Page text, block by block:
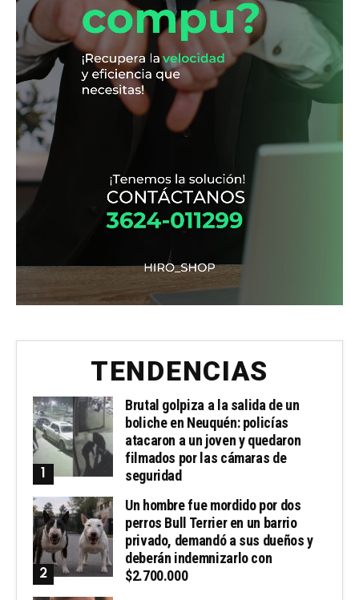
TENDENCIAS
Brutal golpiza a la salida de un
boliche en Neuquén: policías
atacaron a un joven y quedaron
filmados por las cámaras de
seguridad
Un hombre fue mordido por dos
perros Bull Terrier en un barrio
privado, demandó a sus dueños y
deberán indemnizarlo con
$2.700.000